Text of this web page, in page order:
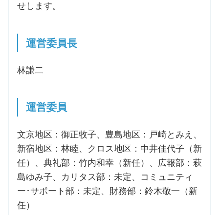
せします。
運営委員長
林謙二
運営委員
文京地区：御正牧子、豊島地区：戸崎とみえ、
新宿地区：林睦、クロス地区：中井佳代子（新
任）、典礼部：竹内和幸（新任）、広報部：萩
島ゆみ子、カリタス部：未定、コミュニティ
ー･サポート部：未定、財務部：鈴木敬一（新
任）